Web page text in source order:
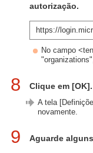
autorização.
https://
No campo
8 Clique em [OK].
A tela
novamente.
9 Aguarde